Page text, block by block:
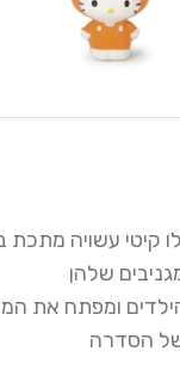
קיטי עשויה מתכת
שלהן
ומפתח את
הסדרה